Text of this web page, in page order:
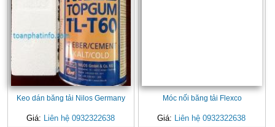
Keo dán băng tải Nilos Germany
Giá: Liên hệ 0932322638
Móc nối băng tải Flexco
Giá: Liên hệ 0932322638